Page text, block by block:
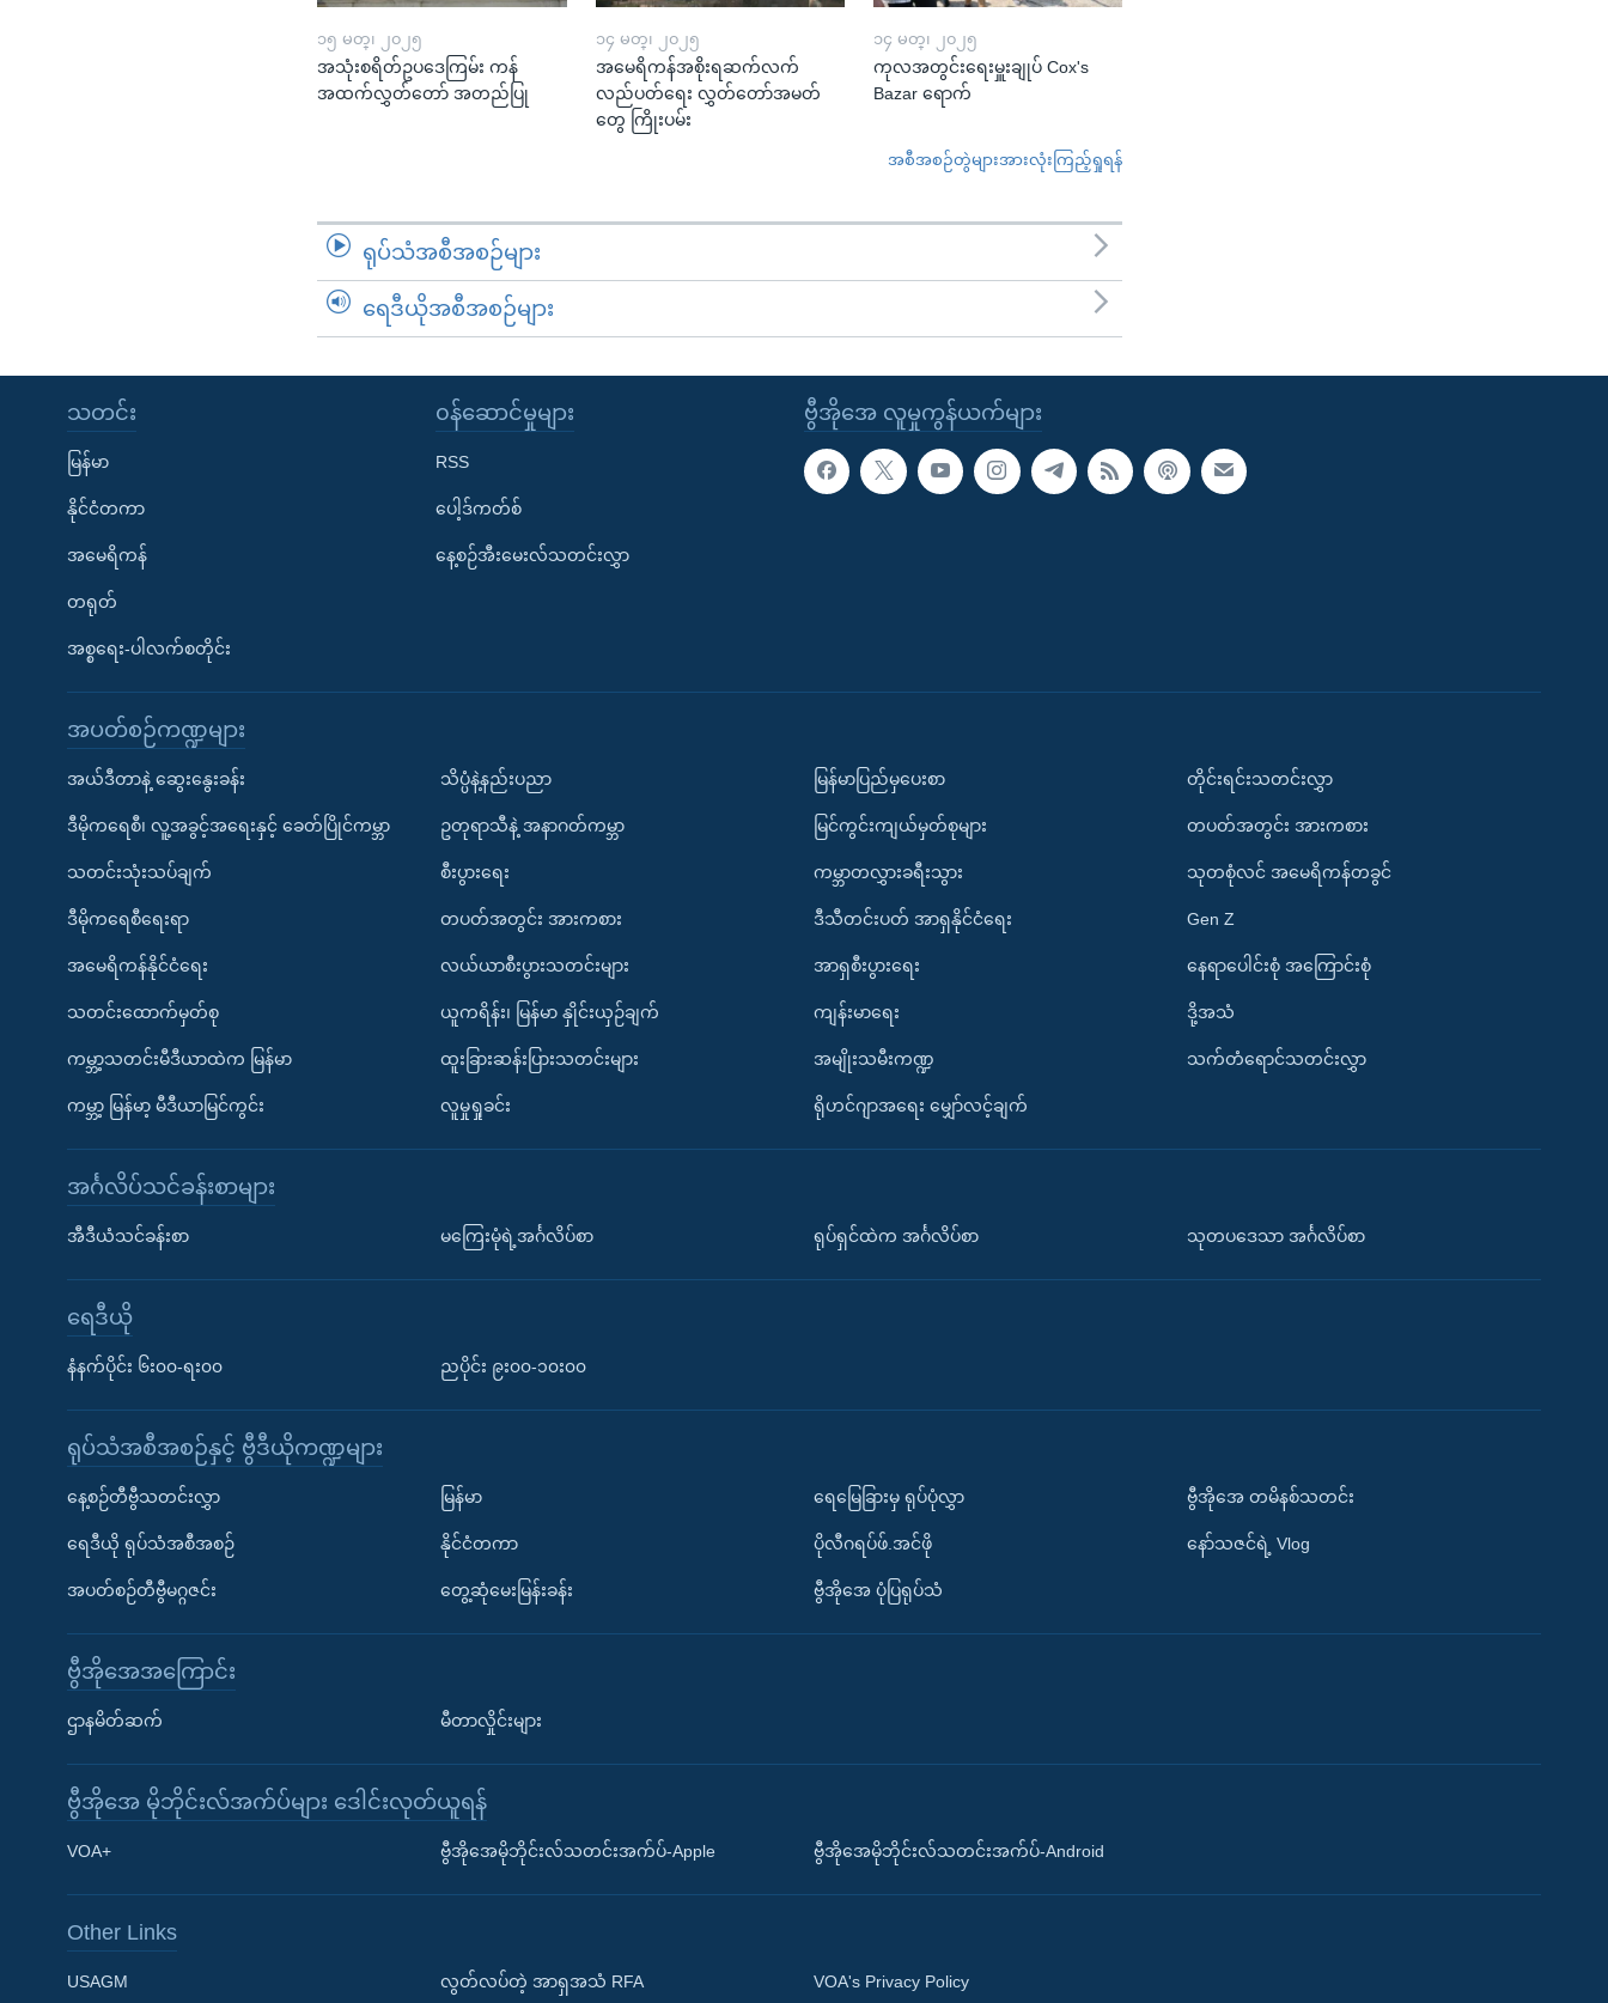
Learning English
၁၅ မတ္၊ ၂၀၂၅
အသုံးစရိတ်ဥပဒေကြမ်း ကန်
အထက်လွှတ်တော် အတည်ပြု
၁၄ မတ္၊ ၂၀၂၅
အမေရိကန်အစိုးရဆက်လက်
လည်ပတ်ရေး လွှတ်တော်အမတ်
တွေ ကြိုးပမ်း
၁၄ မတ္၊ ၂၀၂၅
ကုလအတွင်းရေးမှူးချုပ် Cox's
Bazar ရောက်
အစီအစဉ်တွဲများအားလုံးကြည့်ရှုရန်
ရုပ်သံအစီအစဉ်များ
ရေဒီယိုအစီအစဉ်များ
ဗွီအိုအေ လူမှုကွန်ယက်များ
သတင်း
မြန်မာ
နိုင်ငံတကာ
အမေရိကန်
တရုတ်
အစ္စရေး-ပါလက်စတိုင်း
၀န်ဆောင်မှုများ
RSS
ပေါ့ဒ်ကတ်စ်
နေ့စဉ်အီးမေးလ်သတင်းလွှာ
အပတ်စဉ်ကဏ္ဍများ
အယ်ဒီတာနဲ့ ဆွေးနွေးခန်း
ဒီမိုကရေစီ၊ လူ့အခွင့်အရေးနှင့် ခေတ်ပြိုင်ကမ္ဘာ
သတင်းသုံးသပ်ချက်
ဒီမိုကရေစီရေးရာ
အမေရိကန်နိုင်ငံရေး
သတင်းထောက်မှတ်စု
ကမ္ဘာ့သတင်းမီဒီယာထဲက မြန်မာ
ကမ္ဘာ့ မြန်မာ့ မီဒီယာမြင်ကွင်း
သိပ္ပံနဲ့နည်းပညာ
ဥတုရာသီနဲ့ အနာဂတ်ကမ္ဘာ
စီးပွားရေး
တပတ်အတွင်း အားကစား
လယ်ယာစီးပွားသတင်းများ
ယူကရိန်း၊ မြန်မာ နှိုင်းယှဉ်ချက်
ထူးခြားဆန်းပြားသတင်းများ
လူမှုရှုခင်း
မြန်မာပြည်မှပေးစာ
မြင်ကွင်းကျယ်မှတ်စုများ
ကမ္ဘာတလွှားခရီးသွား
ဒီသီတင်းပတ် အာရှနိုင်ငံရေး
အာရှစီးပွားရေး
ကျန်းမာရေး
အမျိုးသမီးကဏ္ဍ
ရိုဟင်ဂျာအရေး မျှော်လင့်ချက်
တိုင်းရင်းသတင်းလွှာ
တပတ်အတွင်း အားကစား
သုတစုံလင် အမေရိကန်တခွင်
Gen Z
နေရာပေါင်းစုံ အကြောင်းစုံ
ဒို့အသံ
သက်တံရောင်သတင်းလွှာ
အင်္ဂလိပ်သင်ခန်းစာများ
အီဒီယံသင်ခန်းစာ မကြေးမုံရဲ့အင်္ဂလိပ်စာ ရုပ်ရှင်ထဲက အင်္ဂလိပ်စာ သုတပဒေသာ အင်္ဂလိပ်စာ
ရေဒီယို
နံနက်ပိုင်း ၆း၀၀-ရး၀၀ ညပိုင်း ၉း၀၀-၁၀း၀၀
ရုပ်သံအစီအစဉ်နှင့် ဗွီဒီယိုကဏ္ဍများ
နေ့စဉ်တီဗွီသတင်းလွှာ
ရေဒီယို ရုပ်သံအစီအစဉ်
အပတ်စဉ်တီဗွီမဂ္ဂဇင်း
မြန်မာ
နိုင်ငံတကာ
တွေ့ဆုံမေးမြန်းခန်း
ရေမြေခြားမှ ရုပ်ပုံလွှာ
ပိုလီဂရပ်ဖ်.အင်ဖို
ဗွီအိုအေ ပုံပြရုပ်သံ
ဗွီအိုအေ တမိနစ်သတင်း
နော်သဇင်ရဲ့ Vlog
ဗွီအိုအေအကြောင်း
ဌာနမိတ်ဆက် မီတာလှိုင်းများ
ဗွီအိုအေ မိုဘိုင်းလ်အက်ပ်များ ဒေါင်းလုတ်ယူရန်
VOA+ ဗွီအိုအေမိုဘိုင်းလ်သတင်းအက်ပ်-Apple ဗွီအိုအေမိုဘိုင်းလ်သတင်းအက်ပ်-Android
Other Links
USAGM လွတ်လပ်တဲ့ အာရှအသံ RFA VOA's Privacy Policy